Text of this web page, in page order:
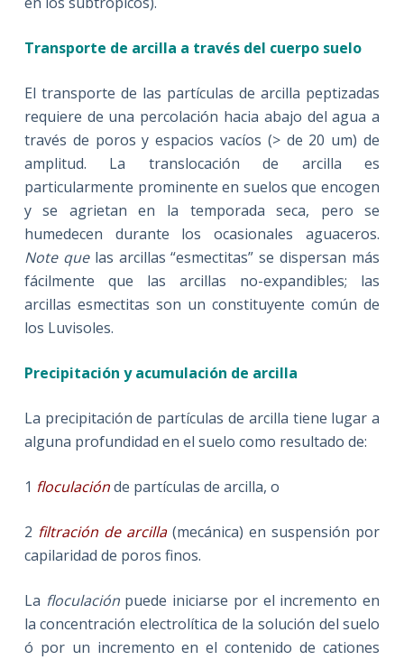
Transporte de arcilla a través del cuerpo suelo
El transporte de las partículas de arcilla peptizadas
requiere de una percolación hacia abajo del agua a
través de poros y espacios vacíos (> de 20 um) de
amplitud. La translocación de arcilla es
particularmente prominente en suelos que encogen
y se agrietan en la temporada seca, pero se
humedecen durante los ocasionales aguaceros.
Note que las arcillas “esmectitas” se dispersan más
fácilmente que las arcillas no-expandibles; las
arcillas esmectitas son un constituyente común de
los Luvisoles.
Precipitación y acumulación de arcilla
La precipitación de partículas de arcilla tiene lugar a
alguna profundidad en el suelo como resultado de:
1 floculaciónde partículas de arcilla, o
2 filtración de arcilla(mecánica) en suspensión por
capilaridad de poros finos.
La floculación puede iniciarse por el incremento en
la concentración electrolítica de la solución del suelo
ó por un incremento en el contenido de cationes